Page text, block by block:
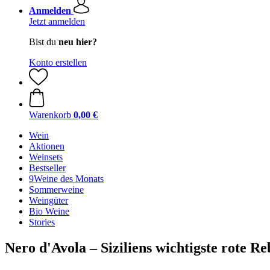
Anmelden
Jetzt anmelden
Bist du neu hier?
Konto erstellen
Warenkorb 0,00 €
Wein
Aktionen
Weinsets
Bestseller
9Weine des Monats
Sommerweine
Weingüter
Bio Weine
Stories
Nero d'Avola – Siziliens wichtigste rote